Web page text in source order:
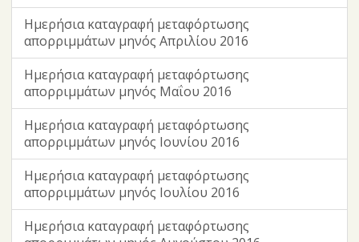
Ημερήσια καταγραφή μεταφόρτωσης
απορριμμάτων μηνός Απριλίου 2016
Ημερήσια καταγραφή μεταφόρτωσης
απορριμμάτων μηνός Μαΐου 2016
Ημερήσια καταγραφή μεταφόρτωσης
απορριμμάτων μηνός Ιουνίου 2016
Ημερήσια καταγραφή μεταφόρτωσης
απορριμμάτων μηνός Ιουλίου 2016
Ημερήσια καταγραφή μεταφόρτωσης